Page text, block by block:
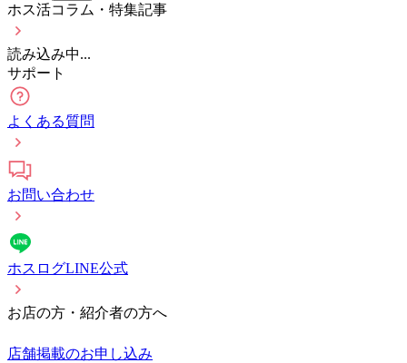
ホス活コラム・特集記事
読み込み中...
サポート
よくある質問
お問い合わせ
ホスログLINE公式
お店の方・紹介者の方へ
店舗掲載のお申し込み